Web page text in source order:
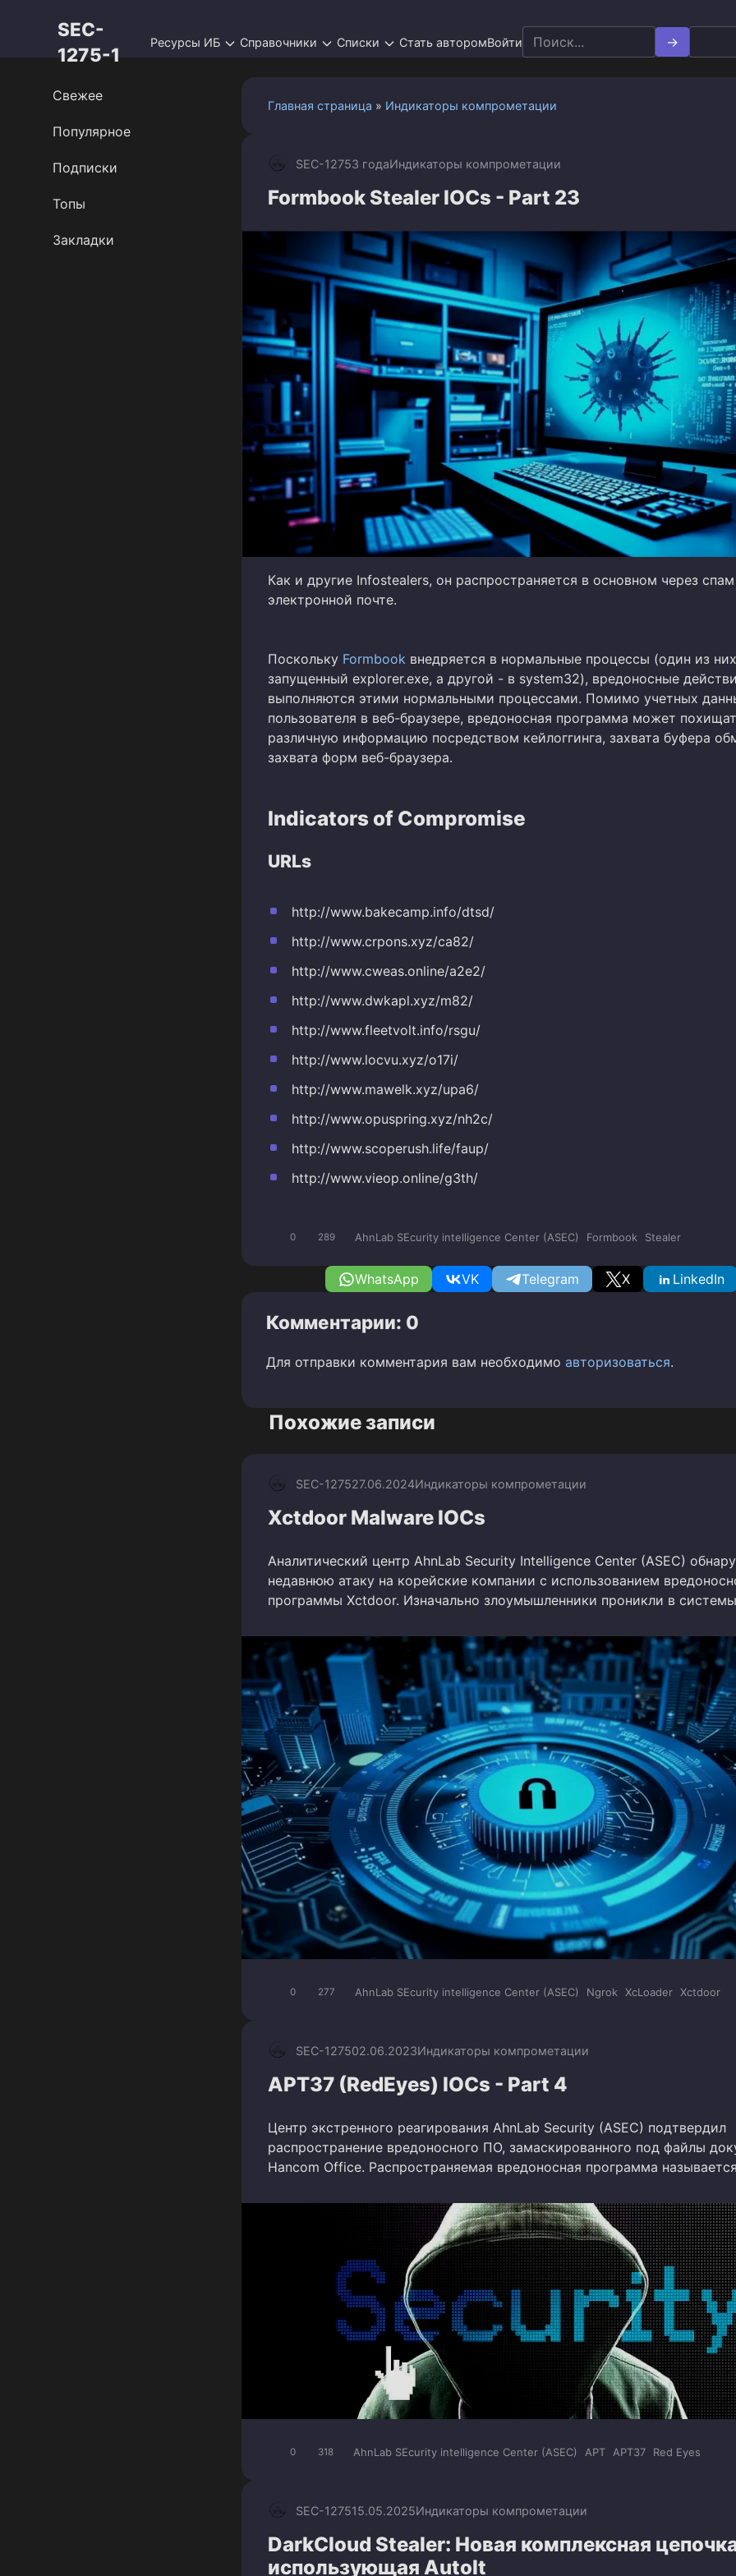
SEC-
1275-1
Ресурсы ИБ Справочники Списки Стать авторомВойти Search
for:
Главная страница » Индикаторы компрометации
SEC-12753 годаИндикаторы компрометации
Formbook Stealer IOCs - Part 23
Как и другие Infostealers, он распространяется в основном через
электронной почте.
Поскольку Formbook внедряется в нормальные процессы (один из
запущенный explorer.exe, а другой - в system32), вредоносные
выполняются этими нормальными процессами. Помимо учетных
пользователя в веб-браузере, вредоносная программа может
различную информацию посредством кейлоггинга, захвата буфера
захвата форм веб-браузера.
Indicators of Compromise
URLs
http://www.bakecamp.info/dtsd/
http://www.crpons.xyz/ca82/
http://www.cweas.online/a2e2/
http://www.dwkapl.xyz/m82/
http://www.fleetvolt.info/rsgu/
http://www.locvu.xyz/o17i/
http://www.mawelk.xyz/upa6/
http://www.opuspring.xyz/nh2c/
http://www.scoperush.life/faup/
http://www.vieop.online/g3th/
0 289 AhnLab SEcurity intelligence Center (ASEC) Formbook Stealer
WhatsApp VK Telegram X LinkedIn
Комментарии: 0
Для отправки комментария вам необходимо авторизоваться.
Похожие записи
SEC-127527.06.2024Индикаторы компрометации
Xctdoor Malware IOCs
Аналитический центр AhnLab Security Intelligence Center (ASEC)
недавнюю атаку на корейские компании с использованием
программы Xctdoor. Изначально злоумышленники проникли в системы
0 277 AhnLab SEcurity intelligence Center (ASEC) Ngrok XcLoader Xctdoor
SEC-127502.06.2023Индикаторы компрометации
APT37 (RedEyes) IOCs - Part 4
Центр экстренного реагирования AhnLab Security (ASEC) подтвердил
распространение вредоносного ПО, замаскированного под файлы
Hancom Office. Распространяемая вредоносная программа называется
0 318 AhnLab SEcurity intelligence Center (ASEC) APT APT37 Red Eyes
SEC-127515.05.2025Индикаторы компрометации
DarkCloud Stealer: Новая комплексная
использующая AutoIt
Свежее
Популярное
Подписки
Топы
Закладки